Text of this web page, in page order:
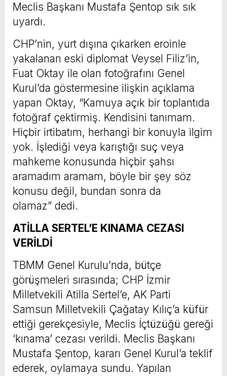
Meclis Başkanı Mustafa Şentop sık sık
uyardı.
CHP’nin, yurt dışına çıkarken eroinle
yakalanan eski diplomat Veysel Filiz’in,
Fuat Oktay ile olan fotoğrafını Genel
Kurul’da göstermesine ilişkin açıklama
yapan Oktay, “Kamuya açık bir toplantıda
fotoğraf çektirmiş. Kendisini tanımam.
Hiçbir irtibatım, herhangi bir konuyla ilgim
yok. İşlediği veya karıştığı suç veya
mahkeme konusunda hiçbir şahsı
aramadım aramam, böyle bir şey söz
konusu değil, bundan sonra da
olamaz” dedi.
ATİLLA SERTEL’E KINAMA CEZASI
VERİLDİ
TBMM Genel Kurulu’nda, bütçe
görüşmeleri sırasında; CHP İzmir
Milletvekili Atilla Sertel’e, AK Parti
Samsun Milletvekili Çağatay Kılıç’a küfür
ettiği gerekçesiyle, Meclis İçtüzüğü gereği
‘kınama’ cezası verildi. Meclis Başkanı
Mustafa Şentop, kararı Genel Kurul’a teklif
ederek, oylamaya sundu. Yapılan